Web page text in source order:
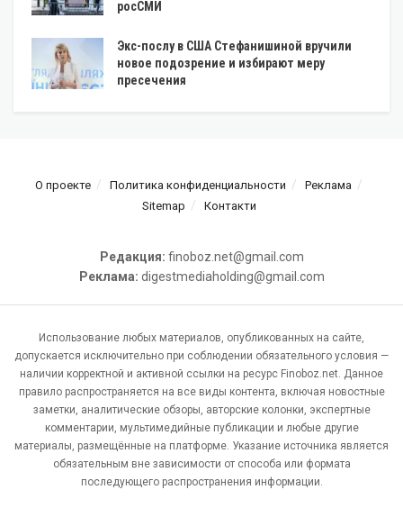
росСМИ
Экс-послу в США Стефанишиной вручили
новое подозрение и избирают меру
пресечения
О проекте Политика конфиденциальности
Реклама
Sitemap
Контакти
Редакция: finoboz.net@gmail.com
Реклама: digestmediaholding@gmail.com
Использование любых материалов, опубликованных на сайте,
допускается исключительно при соблюдении обязательного условия —
наличии корректной и активной ссылки на ресурс Finoboz.net. Данное
правило распространяется на все виды контента, включая новостные
заметки, аналитические обзоры, авторские колонки, экспертные
комментарии, мультимедийные публикации и любые другие
материалы, размещённые на платформе. Указание источника является
обязательным вне зависимости от способа или формата
последующего распространения информации.